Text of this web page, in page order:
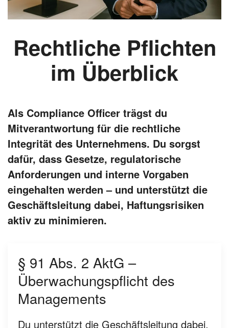
Rechtliche Pflichten
im Überblick
Als Compliance Officer trägst du
Mitverantwortung für die rechtliche
Integrität des Unternehmens. Du sorgst
dafür, dass Gesetze, regulatorische
Anforderungen und interne Vorgaben
eingehalten werden – und unterstützt die
Geschäftsleitung dabei, Haftungsrisiken
aktiv zu minimieren.
§ 91 Abs. 2 AktG –
Überwachungspflicht des
Managements
Du unterstützt die Geschäftsleitung dabei,